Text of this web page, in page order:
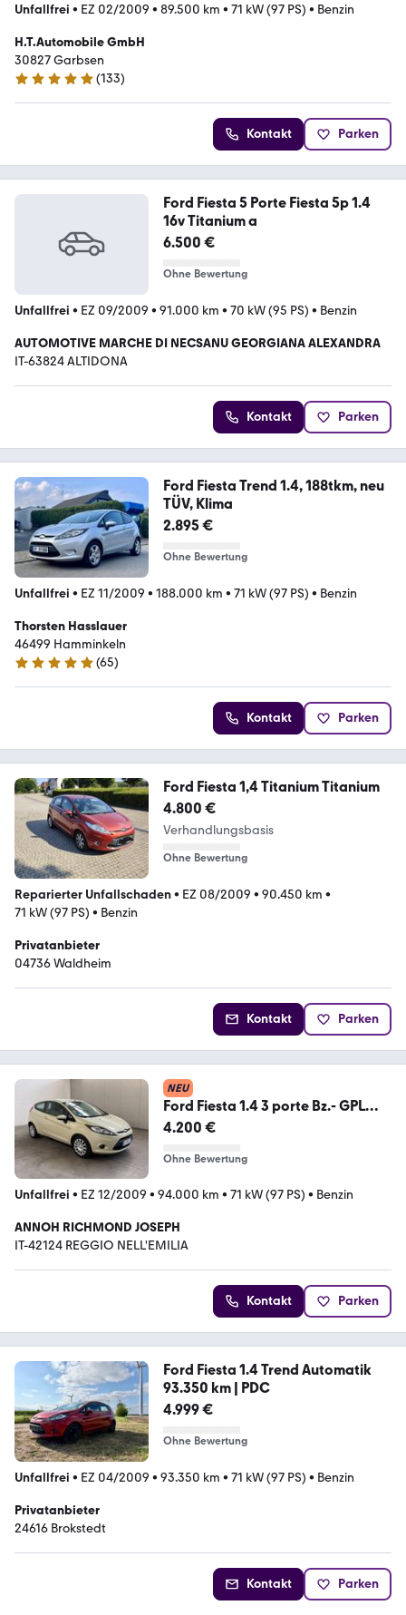
Unfallfrei • EZ 02/2009 • 89.500 km • 71 kW (97 PS) • Benzin
H.T.Automobile GmbH
30827 Garbsen
5 Sterne
(133)
Kontakt Parken
Ford Fiesta 5 Porte Fiesta 5p 1.4
16v Titanium a
6.500 €
Ohne Bewertung
Unfallfrei • EZ 09/2009 • 91.000 km • 70 kW (95 PS) • Benzin
AUTOMOTIVE MARCHE DI NECSANU GEORGIANA ALEXANDRA
IT-63824 ALTIDONA
Kontakt Parken
Ford Fiesta Trend 1.4, 188tkm, neu
TÜV, Klima
2.895 €
Ohne Bewertung
Unfallfrei • EZ 11/2009 • 188.000 km • 71 kW (97 PS) • Benzin
Thorsten Hasslauer
46499 Hamminkeln
4.9 Sterne
(65)
Kontakt Parken
Ford Fiesta 1,4 Titanium Titanium
4.800 €
Verhandlungsbasis
Ohne Bewertung
Reparierter Unfallschaden• EZ 08/2009 • 90.450 km •
71 kW (97 PS) • Benzin
Privatanbieter
04736 Waldheim
Kontakt Parken
NEU
Ford Fiesta 1.4 3 porte Bz.- GPL
Titanium
4.200 €
Ohne Bewertung
Unfallfrei • EZ 12/2009 • 94.000 km • 71 kW (97 PS) • Benzin
ANNOH RICHMOND JOSEPH
IT-42124 REGGIO NELL'EMILIA
Kontakt Parken
Ford Fiesta 1.4 Trend Automatik
93.350 km | PDC
4.999 €
Ohne Bewertung
Unfallfrei • EZ 04/2009 • 93.350 km • 71 kW (97 PS) • Benzin
Privatanbieter
24616 Brokstedt
Kontakt Parken